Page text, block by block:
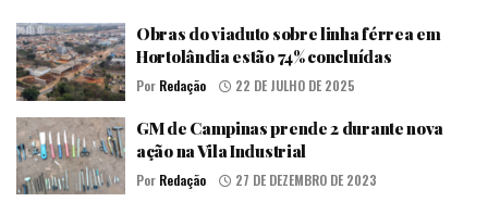
Obras do viaduto sobre linha férrea em
Hortolândia estão 74% concluídas
Por Redação 22 DE JULHO DE 2025
GM de Campinas prende 2 durante nova
ação na Vila Industrial
Por Redação 27 DE DEZEMBRO DE 2023